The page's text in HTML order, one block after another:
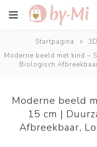
Startpagina
Moderne beeld met kind –
Biologisch
Moderne beeld
15 cm |
Afbreekbaar,